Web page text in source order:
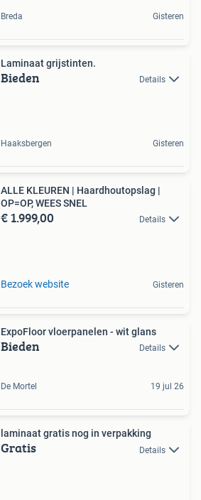
Breda Gisteren
Laminaat grijstinten.
Bieden Details
Haaksbergen Gisteren
ALLE KLEUREN | Haardhoutopslag |
OP=OP, WEES SNEL
€ 1.999,00 Details
Bezoek website Gisteren
ExpoFloor vloerpanelen - wit glans
Bieden Details
De Mortel 19 jul 26
laminaat gratis nog in verpakking
Gratis Details